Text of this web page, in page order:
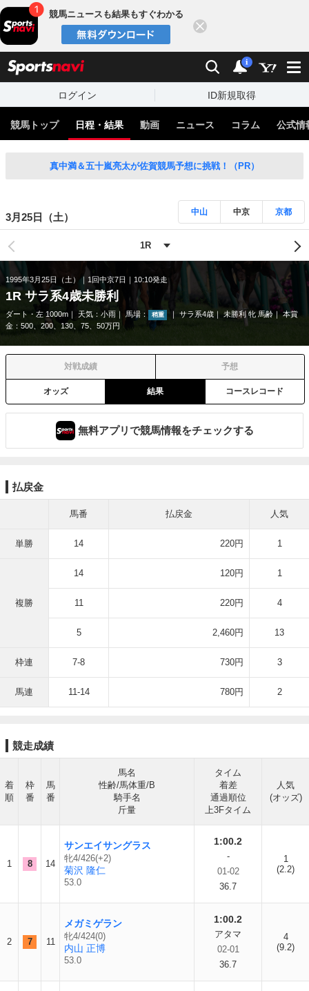
競馬ニュースも結果もすぐわかる
検索 通知
i
ログイン ID新規取得
競馬トップ 日程・結果 動画 ニュース コラム 公式情
真中満＆五十嵐亮太が佐賀競馬予想に挑戦！（PR）
3月25日（土） 中山 中京 京都
1995年3月25日（土） 1回中京7日 10:10発走
1R サラ系4歳未勝利
ダート・左 1000m 天気： 小雨 馬場： 稍重 サラ系4歳 未勝利 牝 馬齢
本賞
金：500、200、130、75、50万円
対戦成績 予想
オッズ 結果 コースレコード
無料アプリで競馬情報をチェックする
払戻金
馬番 払戻金 人気
単勝 14 220円 1
複勝
14 120円 1
11 220円 4
5 2,460円 13
枠連 7-8 730円 3
馬連 11-14 780円 2
競走成績
着
順
枠
番
馬
番
馬名
性齢/馬体重/B
騎手名
斤量
タイム
着差
通過順位
上3Fタイム
人気
(オッズ)
1 8 14
サンエイサングラス
牝4/426(+2)
菊沢 隆仁
53.0
1:00.2
-
01-02
36.7
1
(2.2)
2 7 11
メガミゲラン
牝4/424(0)
内山 正博
53.0
1:00.2
アタマ
02-01
36.7
4
(9.2)